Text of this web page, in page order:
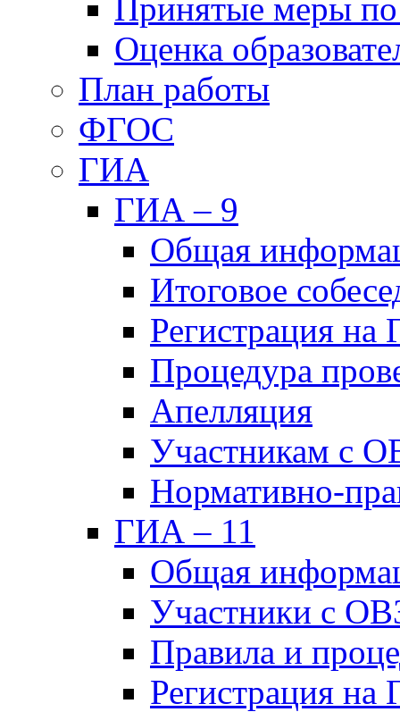
Принятые меры
Оценка
План работы
ФГОС
ГИА
ГИА – 9
Общая
Итоговое
Регистрация
Процедура
Апелляция
Участникам с
Нормативно-
ГИА – 11
Общая
Участники с
Правила и
Регистрация